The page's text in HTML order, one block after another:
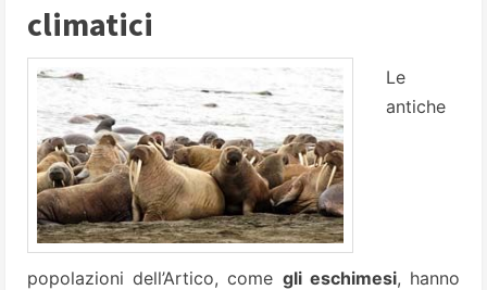
climatici
Le
antiche
popolazioni dell’Artico, come gli eschimesi, hanno